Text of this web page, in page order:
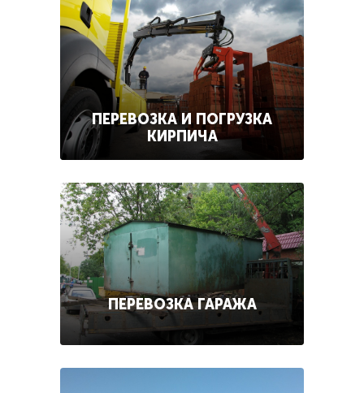
ПЕРЕВОЗКА И ПОГРУЗКА
КИРПИЧА
ПЕРЕВОЗКА ГАРАЖА